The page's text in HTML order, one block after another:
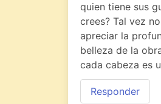
quien tiene sus
crees? Tal vez
apreciar la
belleza de la
cada cabeza es
Responder